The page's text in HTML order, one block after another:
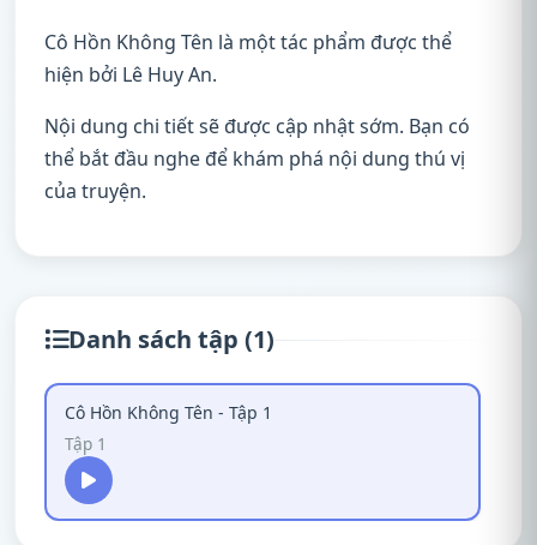
Cô Hồn Không Tên là một tác phẩm được thể
hiện bởi Lê Huy An.
Nội dung chi tiết sẽ được cập nhật sớm. Bạn có
thể bắt đầu nghe để khám phá nội dung thú vị
của truyện.
Danh sách tập (1)
Cô Hồn Không Tên - Tập 1
Tập 1